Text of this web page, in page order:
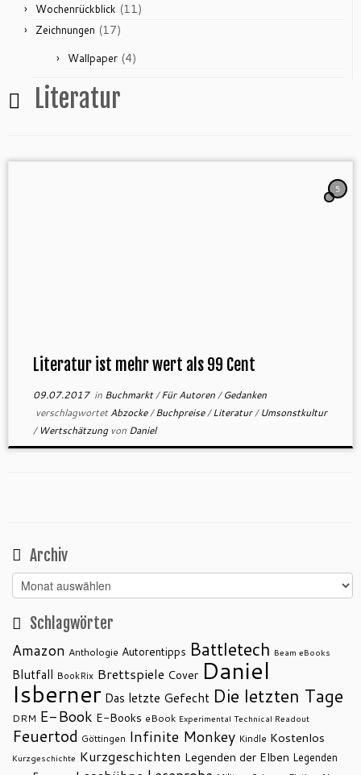
Wochenrückblick (11)
Zeichnungen (17)
Wallpaper (4)
Literatur
5
Literatur ist mehr wert als 99 Cent
09.07.2017in Buchmarkt/Für Autoren/Gedanken
verschlagwortetAbzocke/Buchpreise/Literatur/Umsonstkultur
/ Wertschätzung von Daniel
Archiv
Archiv
Schlagwörter
Amazon Anthologie Autorentipps Battletech Beam eBooks
Blutfall BookRix Brettspiele Cover Daniel
Isberner Das letzte Gefecht Die letzten Tage
DRM E-Book E-Books eBook Experimental Technical Readout
Feuertod Göttingen Infinite Monkey Kindle Kostenlos
Kurzgeschichte Kurzgeschichten Legenden der Elben Legenden